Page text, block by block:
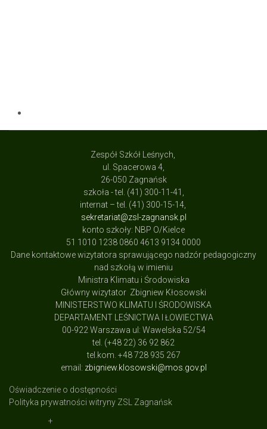
Zespół Szkół Leśnych,
ul. Spacerowa 4,
26-050 Zagnańsk
szkoła - tel. (41) 300-11-41,
internat – tel. (41) 300-15-14,
sekretariat@zsl-zagnansk.pl
konto szkoły: NBP O/Kielce
51 1010 1238 0860 4613 9134 0000
Dane kontaktowe wizytatora sprawującego nadzór pedagogiczny
nad szkołą w imieniu
Ministra Klimatu i Środowiska
Główny wizytator Zbigniew Kłosowski
MINISTERSTWO KLIMATU I ŚRODOWISKA
DEPARTAMENT LEŚNICTWA I ŁOWIECTWA
00-922 Warszawa ul: Wawelska 52/54
tel. (+48 22) 36 92 862
tel.kom. +48 728 935 267
email: zbigniew.klosowski@mos.gov.pl
Oświadczenie o dostępności
Polityka prywatności witryny ZSL Zagnańsk
+